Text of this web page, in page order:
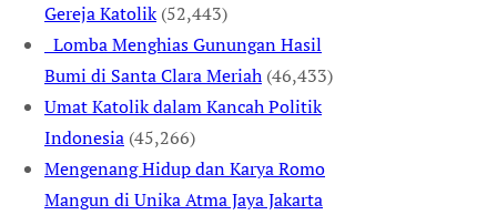
Gereja Katolik (52,443)
Lomba Menghias Gunungan Hasil
Bumi di Santa Clara Meriah (46,433)
Umat Katolik dalam Kancah Politik
Indonesia (45,266)
Mengenang Hidup dan Karya Romo
Mangun di Unika Atma Jaya Jakarta